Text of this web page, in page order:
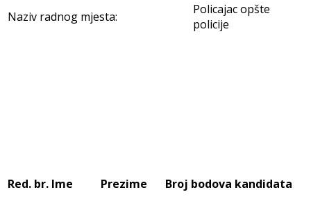
Naziv radnog mjesta:
Policajac opšte
policije
Red. br. Ime Prezime Broj bodova kandidata